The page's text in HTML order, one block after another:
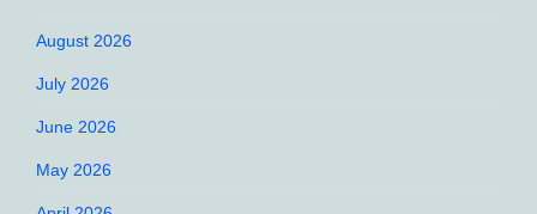
August 2026
July 2026
June 2026
May 2026